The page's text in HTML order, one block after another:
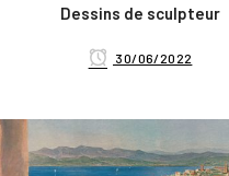
Dessins de sculpteur
30/06/2022